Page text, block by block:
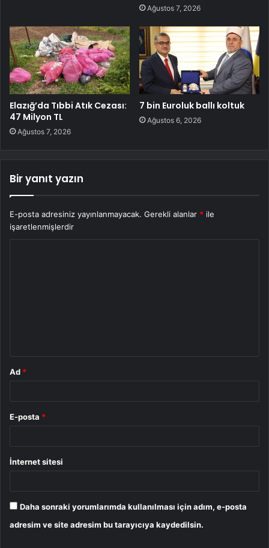
Ağustos 7, 2026
Elazığ’da Tıbbi Atık Cezası:
47 Milyon TL
Ağustos 7, 2026
7 bin Euroluk ballı koltuk
Ağustos 6, 2026
Bir yanıt yazın
E-posta adresiniz yayınlanmayacak. Gerekli alanlar * ile
işaretlenmişlerdir
Ad *
E-posta *
İnternet sitesi
Daha sonraki yorumlarımda kullanılması için adım, e-posta
adresim ve site adresim bu tarayıcıya kaydedilsin.